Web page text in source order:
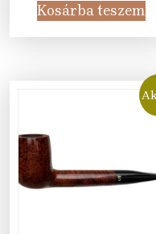
was:
64
889 Ft.
Kosárba teszem